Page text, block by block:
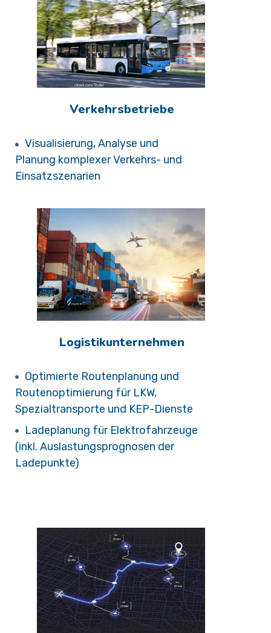
Verkehrsbetriebe
Visualisierung, Analyse und
Planung komplexer Verkehrs- und
Einsatzszenarien
Logistikunternehmen
Optimierte Routenplanung und
Routenoptimierung für LKW,
Spezialtransporte und KEP-Dienste
Ladeplanung für Elektrofahrzeuge
(inkl. Auslastungsprognosen der
Ladepunkte)